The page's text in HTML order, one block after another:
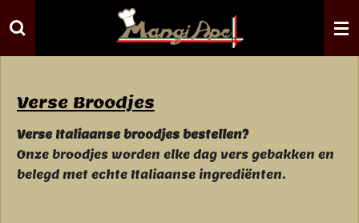
direct
naar
hoofdinhoud
Verse Broodjes
Verse Italiaanse broodjes bestellen?
Onze broodjes worden elke dag vers gebakken en
belegd met echte Italiaanse ingrediënten.